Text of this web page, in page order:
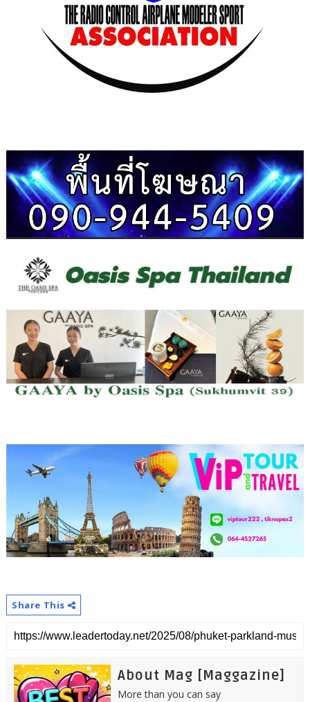
Share This
About Mag [Maggazine]
More than you can say